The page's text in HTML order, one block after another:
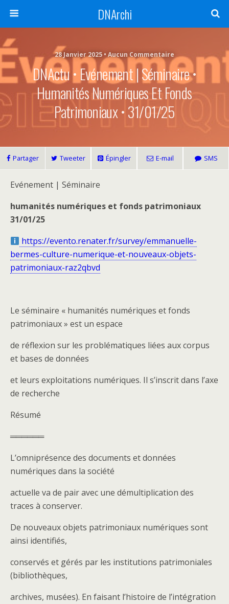
DNArchi
28 Janvier 2025 • Aucun Commentaire
DNActu • Evénement | Séminaire •
Humanités Numériques Et Fonds
Patrimoniaux • 31/01/25
Partager Tweeter Épingler E-mail SMS
Evénement | Séminaire
humanités numériques et fonds patrimoniaux
31/01/25
https://evento.renater.fr/survey/emmanuelle-
bermes-culture-numerique-et-nouveaux-objets-
patrimoniaux-raz2qbvd
Le séminaire « humanités numériques et fonds
patrimoniaux » est un espace
de réflexion sur les problématiques liées aux corpus
et bases de données
et leurs exploitations numériques. Il s’inscrit dans l’axe
de recherche
Résumé
══════
L’omniprésence des documents et données
numériques dans la société
actuelle va de pair avec une démultiplication des
traces à conserver.
De nouveaux objets patrimoniaux numériques sont
ainsi identifiés,
conservés et gérés par les institutions patrimoniales
(bibliothèques,
archives, musées). En faisant l’histoire de l’intégration